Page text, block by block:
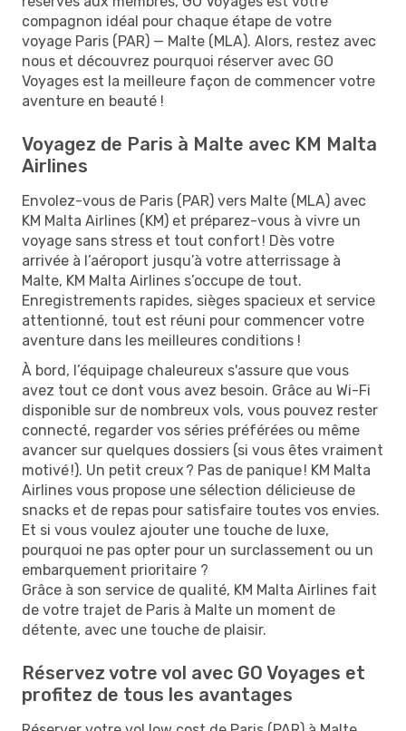
compagnon idéal pour chaque étape de votre
voyage Paris (PAR) — Malte (MLA). Alors, restez avec
nous et découvrez pourquoi réserver avec GO
Voyages est la meilleure façon de commencer votre
aventure en beauté !
Voyagez de Paris à Malte avec KM Malta
Airlines
Envolez-vous de Paris (PAR) vers Malte (MLA) avec
KM Malta Airlines (KM) et préparez-vous à vivre un
voyage sans stress et tout confort ! Dès votre
arrivée à l’aéroport jusqu’à votre atterrissage à
Malte, KM Malta Airlines s’occupe de tout.
Enregistrements rapides, sièges spacieux et service
attentionné, tout est réuni pour commencer votre
aventure dans les meilleures conditions !
À bord, l’équipage chaleureux s'assure que vous
avez tout ce dont vous avez besoin. Grâce au Wi-Fi
disponible sur de nombreux vols, vous pouvez rester
connecté, regarder vos séries préférées ou même
avancer sur quelques dossiers (si vous êtes vraiment
motivé !). Un petit creux ? Pas de panique ! KM Malta
Airlines vous propose une sélection délicieuse de
snacks et de repas pour satisfaire toutes vos envies.
Et si vous voulez ajouter une touche de luxe,
pourquoi ne pas opter pour un surclassement ou un
embarquement prioritaire ?
Grâce à son service de qualité, KM Malta Airlines fait
de votre trajet de Paris à Malte un moment de
détente, avec une touche de plaisir.
Réservez votre vol avec GO Voyages et
profitez de tous les avantages